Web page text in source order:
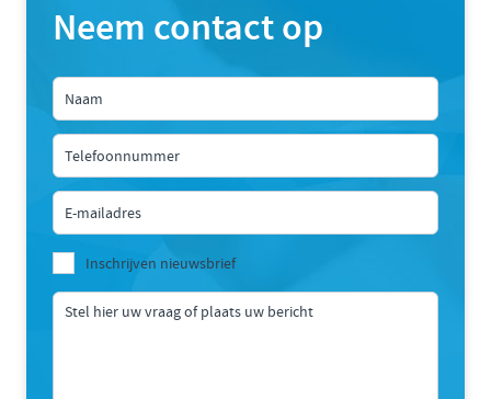
Neem contact op
Inschrijven nieuwsbrief